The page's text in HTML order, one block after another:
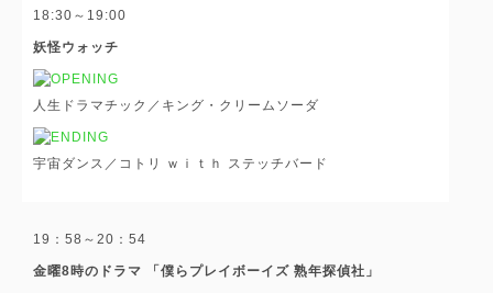
18:30～19:00
妖怪ウォッチ
人生ドラマチック／キング・クリームソーダ
宇宙ダンス／コトリ ｗｉｔｈ ステッチバード
19：58～20：54
金曜8時のドラマ 「僕らプレイボーイズ 熟年探偵社」